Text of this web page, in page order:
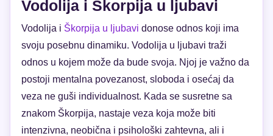
Vodolija i Škorpija u ljubavi
Vodolija i Škorpija u ljubavi donose odnos koji ima
svoju posebnu dinamiku. Vodolija u ljubavi traži
odnos u kojem može da bude svoja. Njoj je važno da
postoji mentalna povezanost, sloboda i osećaj da
veza ne guši individualnost. Kada se susretne sa
znakom Škorpija, nastaje veza koja može biti
intenzivna, neobična i psihološki zahtevna, ali i